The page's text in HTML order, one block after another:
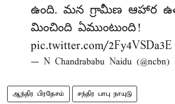
ఉంది. మన గ్రామీణ ఆహార
మించింది ఏముంటుంది!
pic.twitter.com/2Fy4VSDa3E
— N Chandrababu Naidu (@ncbn)
ஆந்திர பிரதேசம் சந்திர பாபு நாயுடு